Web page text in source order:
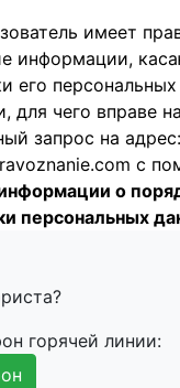
имеет
информации,
его
для чего вправе
запрос на адрес:
с
о
персональных
горячей линии: